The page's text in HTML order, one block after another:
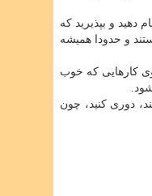
دهید و بپذیرید که
و حدودا همیشه
کارهایی که خوب
دوری کنید، چون